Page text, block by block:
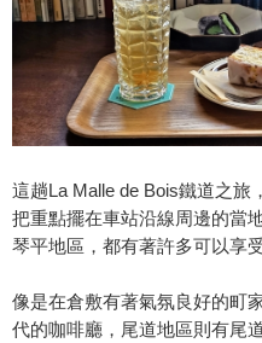
這趟La Malle de Bois鐵道之旅
把重點擺在車站沿線周邊的當
琴平地區，都有著許多可以享
像是在倉敷有著氣氛良好的町
代的咖啡廳，尾道地區則有尾